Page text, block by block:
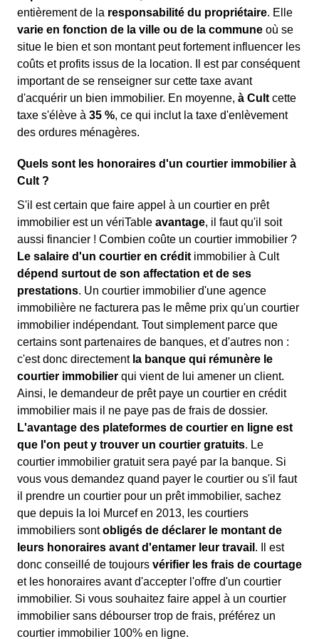
entièrement de la responsabilité du propriétaire. Elle
varie en fonction de la ville ou de la commune où se
situe le bien et son montant peut fortement influencer les
coûts et profits issus de la location. Il est par conséquent
important de se renseigner sur cette taxe avant
d'acquérir un bien immobilier. En moyenne, à Cult cette
taxe s'élève à 35 %, ce qui inclut la taxe d'enlèvement
des ordures ménagères.
Quels sont les honoraires d'un courtier immobilier à
Cult ?
S'il est certain que faire appel à un courtier en prêt
immobilier est un vériTable avantage, il faut qu'il soit
aussi financier ! Combien coûte un courtier immobilier ?
Le salaire d'un courtier en crédit immobilier à Cult
dépend surtout de son affectation et de ses
prestations. Un courtier immobilier d'une agence
immobilière ne facturera pas le même prix qu'un courtier
immobilier indépendant. Tout simplement parce que
certains sont partenaires de banques, et d'autres non :
c'est donc directement la banque qui rémunère le
courtier immobilier qui vient de lui amener un client.
Ainsi, le demandeur de prêt paye un courtier en crédit
immobilier mais il ne paye pas de frais de dossier.
L'avantage des plateformes de courtier en ligne est
que l'on peut y trouver un courtier gratuits. Le
courtier immobilier gratuit sera payé par la banque. Si
vous vous demandez quand payer le courtier ou s'il faut
il prendre un courtier pour un prêt immobilier, sachez
que depuis la loi Murcef en 2013, les courtiers
immobiliers sontobligés de déclarer le montant de
leurs honoraires avant d'entamer leur travail . Il est
donc conseillé de toujours vérifier les frais de courtage
et les honoraires avant d'accepter l'offre d'un courtier
immobilier. Si vous souhaitez faire appel à un courtier
immobilier sans débourser trop de frais, préférez un
courtier immobilier 100% en ligne.